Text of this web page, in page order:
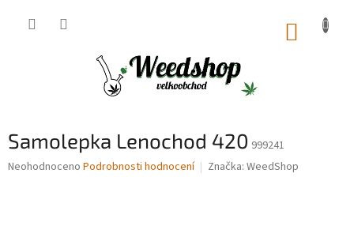
Samolepka Lenochod 420 999241
Průměrné
Neohodnoceno Podrobnosti hodnocení Značka: WeedShop